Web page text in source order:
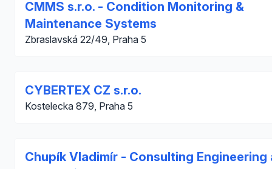
CMMS s.r.o. - Condition Monitoring &
Maintenance Systems
Zbraslavská 22/49, Praha 5
CYBERTEX CZ s.r.o.
Kostelecka 879, Praha 5
Chupík Vladimír - Consulting Engineering